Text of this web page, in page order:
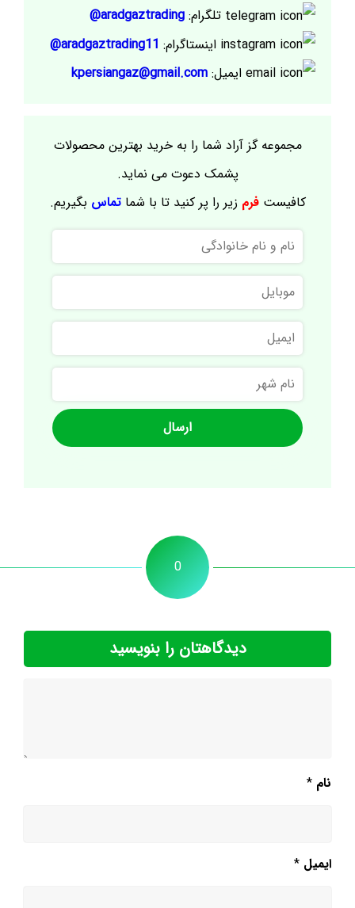
تلگرام: aradgaztrading@
اینستاگرام: aradgaztrading11@
ایمیل: kpersiangaz@gmail.com
مجموعه گز آراد شما را به خرید بهترین محصولات
پشمک دعوت می نماید.
کافیستفرم زیر را پر کنید تا با شماتماس بگیریم.
نام
و
نام
خانوادگی
موبایل
ایمیل
نام
شهر
0
دیدگاهتان را بنویسید
نام *
ایمیل *